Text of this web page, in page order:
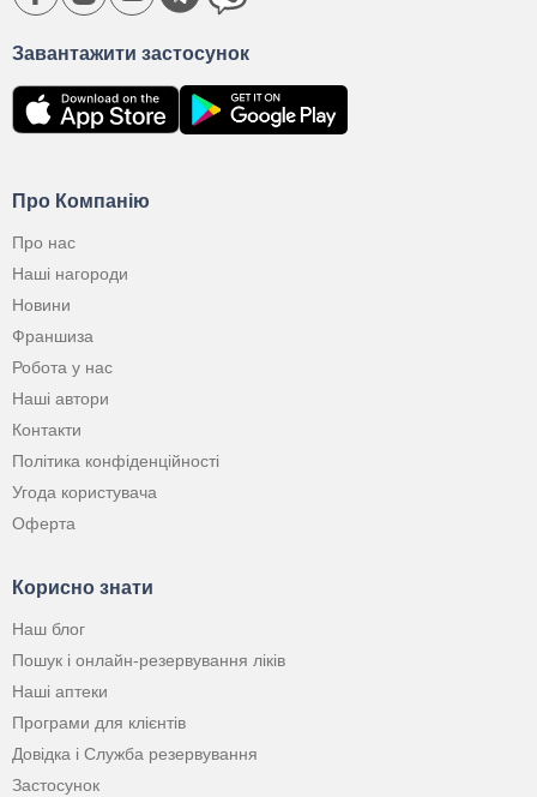
Про Компанію
Про нас
Наші нагороди
Новини
Франшиза
Робота у нас
Наші автори
Контакти
Політика конфіденційності
Угода користувача
Оферта
Корисно знати
Наш блог
Пошук і онлайн-резервування ліків
Наші аптеки
Програми для клієнтів
Довідка і Служба резервування
Застосунок
Завантажити застосунок